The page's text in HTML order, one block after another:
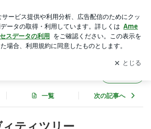
ードして ブログの更新通知
を受け取りまし
開く
一覧 次の記事へ
ティツリー